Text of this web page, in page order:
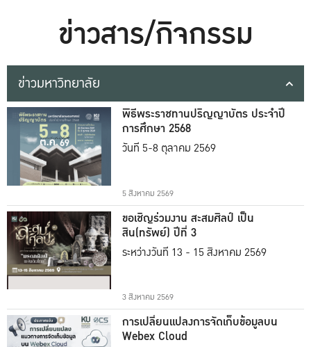
ข่าวสาร/กิจกรรม
ข่าวมหาวิทยาลัย
พิธีพระราชทานปริญญาบัตร ประจำปี
การศึกษา 2568
วันที่ 5-8 ตุลาคม 2569
5 สิงหาคม 2569
ขอเชิญร่วมงาน สะสมศิลป์ เป็น
สิน(ทรัพย์) ปีที่ 3
ระหว่างวันที่ 13 - 15 สิงหาคม 2569
3 สิงหาคม 2569
การเปลี่ยนแปลงการจัดเก็บข้อมูลบน
Webex Cloud